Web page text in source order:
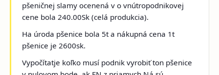
pšeničnej slamy ocenená v o vnútropodnikovej
cene bola 240.00Sk (celá produkcia).
Ha úroda pšenice bola 5t a nákupná cena 1t
pšenice je 2600sk.
Vypočítatje koľko musí podnik vyrobiť ton pšenice